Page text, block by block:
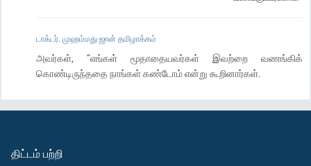
டாக்டர். முஹம்மது ஜான் தமிழாக்கம்
அவர்கள், “எங்கள் மூதாதையவர்கள் இவற்றை வணங்கிக்
கொண்டிருந்ததை நாங்கள் கண்டோம் என்று கூறினார்கள்.
திட்டம் பற்றி